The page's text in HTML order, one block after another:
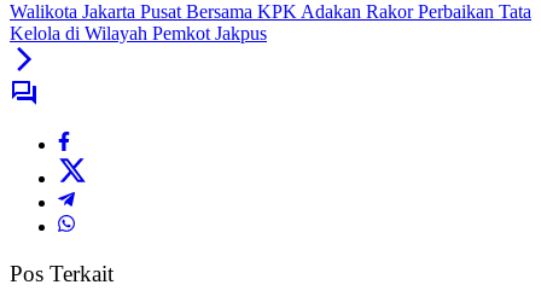
Walikota Jakarta Pusat Bersama KPK Adakan Rakor Perbaikan Tata
Kelola di Wilayah Pemkot Jakpus
Pos Terkait